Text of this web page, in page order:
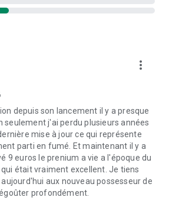
instructions étape par étape et des
avec le nombre de
par le chrono intégré.
complète de l'exercice pour le faire
vous blesser !
à utiliser n'est pas disponible ?
sur le tas !
repos, entrez vos résultats ; ils seront
de musculation, et un bip indiquera le
more_vert
depuis son lancement il y a presque
seulement j'ai perdu plusieurs années
mise à jour ce qui représente
parti en fumé. Et maintenant il y a
9 euros le prenium a vie a l'époque du
était vraiment excellent. Je tiens
aux nouveau possesseur de
profondément.